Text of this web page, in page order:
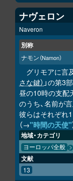
ナヴェロン
Naveron
別称
ナモン（Namon）
グリモアに言
さな鍵） 」の第3部
昼の10時の支配
のうち、名前が
彼らはそれぞれ
（→"時間の天使"
地域・カテゴリ
ヨーロッパ全般
文献
13